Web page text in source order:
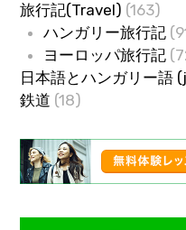
旅行記(Travel) (163)
ハンガリー旅行記
ヨーロッパ旅行記
日本語とハンガリー語
鉄道 (18)